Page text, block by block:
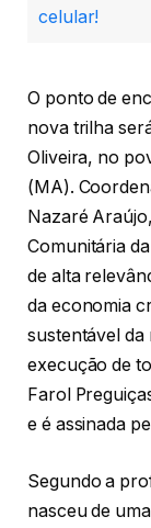
celular!
O ponto de
nova trilha
Oliveira, no
(MA).
Nazaré
Comunitária
de alta
da economia
sustentável da
execução de
Farol
e é assinada
Segundo a
nasceu de